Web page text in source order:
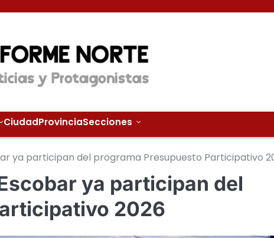
CiudadProvinciaSecciones
ya participan del programa Presupuesto Participativo
ya participan del
2026